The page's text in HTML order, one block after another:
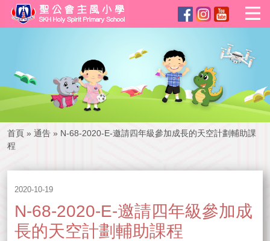
首頁 » 通告 » N-68-2020-E-邀請四年級參加成長的天空計劃輔助課
程
2020-10-19
N-68-2020-E-邀請四年級參加成
長的天空計劃輔助課程